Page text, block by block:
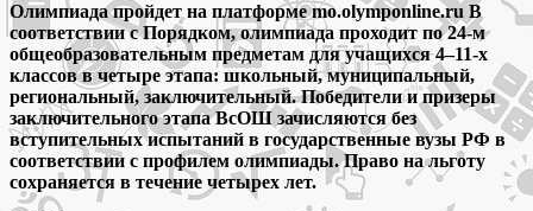
Олимпиада пройдет на платформе mo.olymponline.ru В
соответствии с Порядком, олимпиада проходит по 24-м
общеобразовательным предметам для учащихся 4–11-х
классов в четыре этапа: школьный, муниципальный,
региональный, заключительный. Победители и призеры
заключительного этапа ВсОШ зачисляются без
вступительных испытаний в государственные вузы РФ в
соответствии с профилем олимпиады. Право на льготу
сохраняется в течение четырех лет.